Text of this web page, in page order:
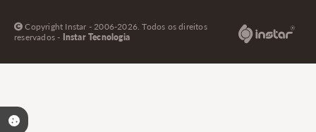
Copyright Instar - 2006-2026. Todos os direitos
reservados - Instar Tecnologia